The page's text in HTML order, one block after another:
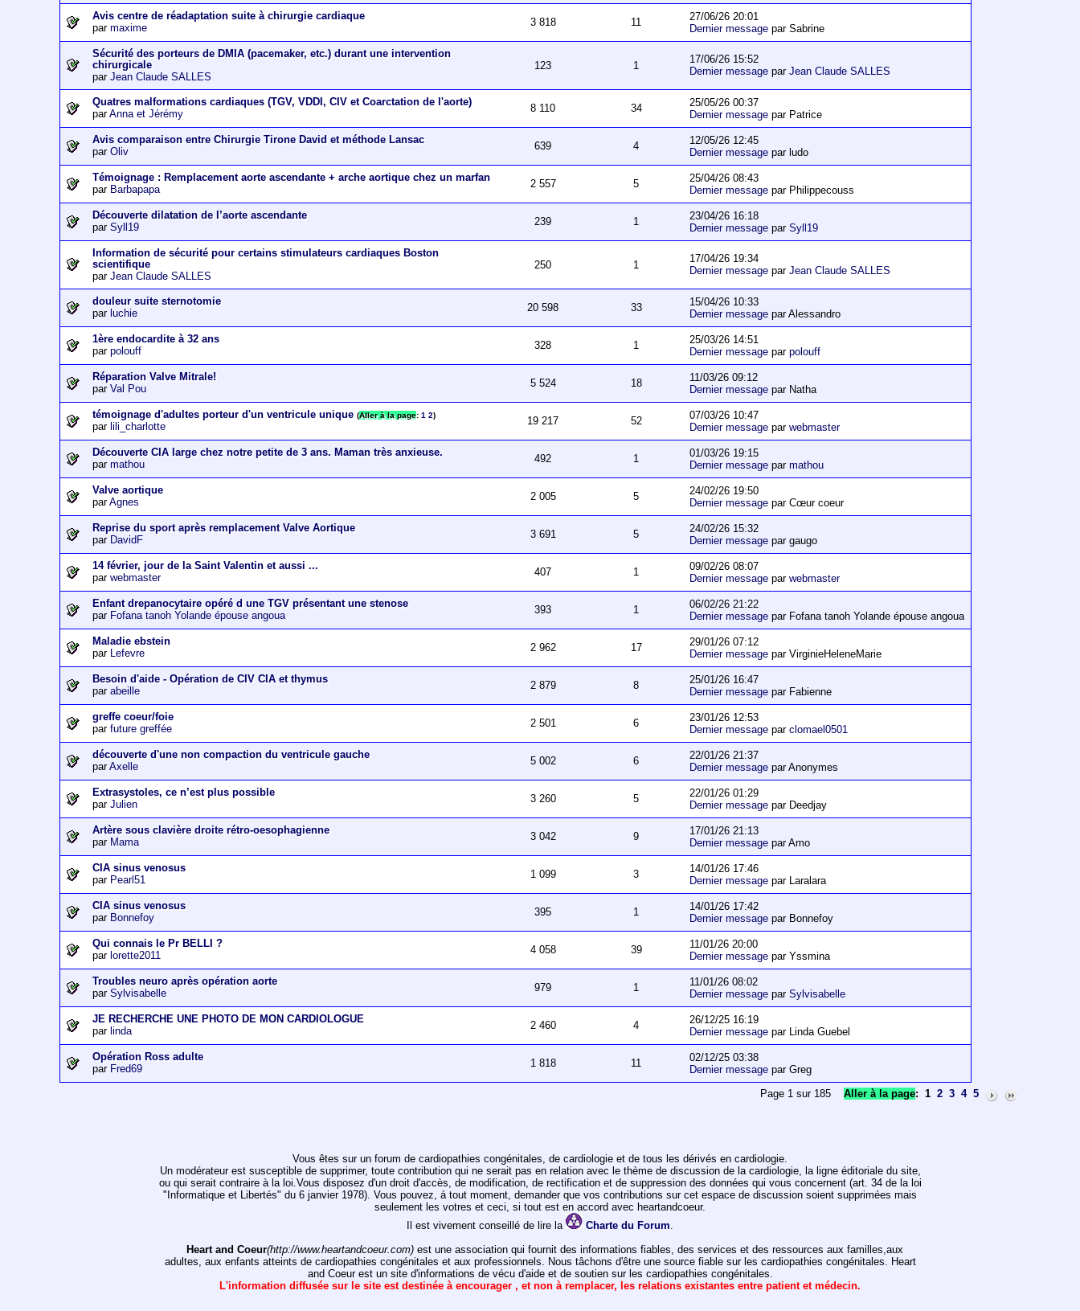
Avis centre de réadaptation suite à chirurgie cardiaque
parmaxime 3 818 11
27/06/26 20:01
Dernier message par Sabrine
Sécurité des porteurs de DMIA (pacemaker, etc.) durant une intervention
chirurgicale
parJean Claude SALLES
123 1
17/06/26 15:52
Dernier message parJean Claude SALLES
Quatres malformations cardiaques (TGV, VDDI, CIV et Coarctation de l'aorte)
parAnna et Jérémy 8 110 34
25/05/26 00:37
Dernier message par Patrice
Avis comparaison entre Chirurgie Tirone David et méthode Lansac
parOliv 639 4
12/05/26 12:45
Dernier message par ludo
Témoignage : Remplacement aorte ascendante + arche aortique chez un marfan
par Barbapapa 2 557 5
25/04/26 08:43
Dernier message par Philippecouss
Découverte dilatation de l’aorte ascendante
parSyll19 239 1
23/04/26 16:18
Dernier message parSyll19
Information de sécurité pour certains stimulateurs cardiaques Boston
scientifique
parJean Claude SALLES
250 1
17/04/26 19:34
Dernier message parJean Claude SALLES
douleur suite sternotomie
par luchie 20 598 33
15/04/26 10:33
Dernier message par Alessandro
1ère endocardite à 32 ans
parpolouff 328 1
25/03/26 14:51
Dernier message parpolouff
Réparation Valve Mitrale!
parVal Pou 5 524 18
11/03/26 09:12
Dernier message par Natha
témoignage d'adultes porteur d'un ventricule unique (Aller à la page:1 2)
par lili_charlotte 19 217 52
07/03/26 10:47
Dernier message parwebmaster
Découverte CIA large chez notre petite de 3 ans. Maman très anxieuse.
parmathou 492 1
01/03/26 19:15
Dernier message parmathou
Valve aortique
parAgnes 2 005 5
24/02/26 19:50
Dernier message par Cœur coeur
Reprise du sport après remplacement Valve Aortique
par DavidF 3 691 5
24/02/26 15:32
Dernier message par gaugo
14 février, jour de la Saint Valentin et aussi ...
parwebmaster 407 1
09/02/26 08:07
Dernier message parwebmaster
Enfant drepanocytaire opéré d une TGV présentant une stenose
par Fofana tanoh Yolande épouse angoua 393 1
06/02/26 21:22
Dernier message par Fofana tanoh Yolande épouse angoua
Maladie ebstein
par Lefevre 2 962 17
29/01/26 07:12
Dernier message par VirginieHeleneMarie
Besoin d'aide - Opération de CIV CIA et thymus
parabeille 2 879 8
25/01/26 16:47
Dernier message par Fabienne
greffe coeur/foie
parfuture greffée 2 501 6
23/01/26 12:53
Dernier message parclomael0501
découverte d'une non compaction du ventricule gauche
parAxelle 5 002 6
22/01/26 21:37
Dernier message par Anonymes
Extrasystoles, ce n’est plus possible
parJulien 3 260 5
22/01/26 01:29
Dernier message par Deedjay
Artère sous clavière droite rétro-oesophagienne
par Mama 3 042 9
17/01/26 21:13
Dernier message par Amo
CIA sinus venosus
par Pearl51 1 099 3
14/01/26 17:46
Dernier message par Laralara
CIA sinus venosus
par Bonnefoy 395 1
14/01/26 17:42
Dernier message par Bonnefoy
Qui connais le Pr BELLI ?
par lorette2011 4 058 39
11/01/26 20:00
Dernier message par Yssmina
Troubles neuro après opération aorte
parSylvisabelle 979 1
11/01/26 08:02
Dernier message parSylvisabelle
JE RECHERCHE UNE PHOTO DE MON CARDIOLOGUE
par linda 2 460 4
26/12/25 16:19
Dernier message par Linda Guebel
Opération Ross adulte
par Fred69 1 818 11
02/12/25 03:38
Dernier message par Greg
Page 1 sur 185 Aller à la page: 1 2 3 4 5
Vous êtes sur un forum de cardiopathies congénitales, de cardiologie et de tous les dérivés en cardiologie.
Un modérateur est susceptible de supprimer, toute contribution qui ne serait pas en relation avec le thème de discussion de la cardiologie, la ligne éditoriale du site,
ou qui serait contraire à la loi.Vous disposez d'un droit d'accès, de modification, de rectification et de suppression des données qui vous concernent (art. 34 de la loi
"Informatique et Libertés" du 6 janvier 1978). Vous pouvez, á tout moment, demander que vos contributions sur cet espace de discussion soient supprimées mais
seulement les votres et ceci, si tout est en accord avec heartandcoeur.
Il est vivement conseillé de lire la
Charte du Forum.
Heart and Coeur(http://www.heartandcoeur.com) est une association qui fournit des informations fiables, des services et des ressources aux familles,aux
adultes, aux enfants atteints de cardiopathies congénitales et aux professionnels. Nous tâchons d'être une source fiable sur les cardiopathies congénitales. Heart
and Coeur est un site d'informations de vécu d'aide et de soutien sur les cardiopathies congénitales.
L'information diffusée sur le site est destinée à encourager , et non à remplacer, les relations existantes entre patient et médecin.